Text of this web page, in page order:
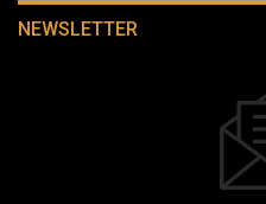
NEWSLETTER